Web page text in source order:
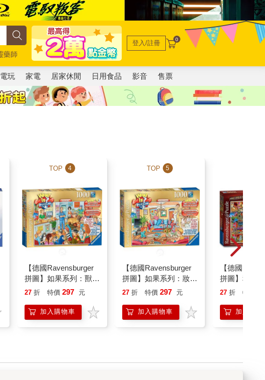
藥師
登入/註冊 0
玩 家電 居家休閒 日用食品 影音 售票
TOP 4
【德國Ravensburger
拼圖】如果系列：獸醫
院－1000片What If?
27 折 特價 297 元
加入購物車
TOP 5
【德國Ravensburger
拼圖】如果系列：妝點
客廳－1000片What If?
27 折 特價 297 元
加入購物車
【德國
拼圖】科林
母A－1000
27 折 特價
加入購物